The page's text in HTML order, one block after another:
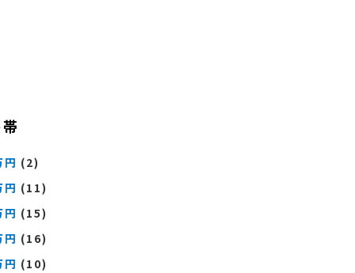
(2)
(11)
(15)
(16)
(10)